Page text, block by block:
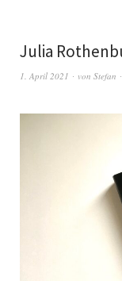
Julia
1. April 2021 von Stefan